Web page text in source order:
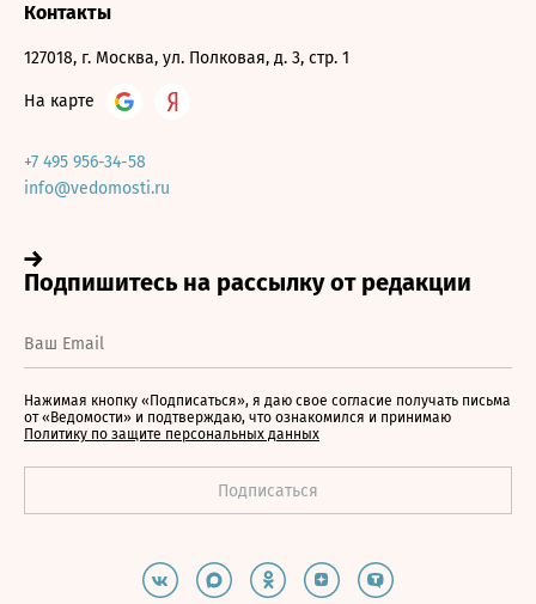
Контакты
127018, г. Москва, ул. Полковая, д. 3, стр. 1
На карте
+7 495 956-34-58
info@vedomosti.ru
Нажимая кнопку «Подписаться», я даю свое согласие получать письма
от «Ведомости» и подтверждаю, что ознакомился и принимаю
Политику по защите персональных данных